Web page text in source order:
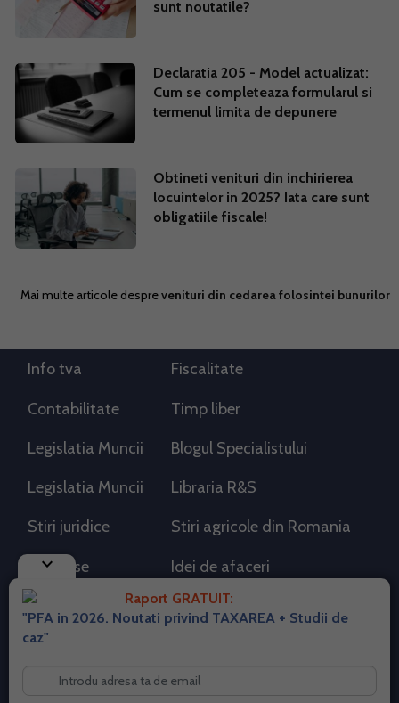
sunt noutatile?
Declaratia 205 - Model actualizat:
Cum se completeaza formularul si
termenul limita de depunere
Obtineti venituri din inchirierea
locuintelor in 2025? Iata care sunt
obligatiile fiscale!
Mai multe articole desprevenituri din cedarea folosintei bunurilor
keyboard_arrow_down
Raport GRATUIT:
"PFA in 2026. Noutati privind TAXAREA + Studii de
caz"
Info tva Fiscalitate
Contabilitate Timp liber
Legislatia Muncii Blogul Specialistului
Legislatia Muncii Libraria R&S
Stiri juridice Stiri agricole din Romania
AdSense Idei de afaceri
RSS Flux RSS 2.0
Despre cookies